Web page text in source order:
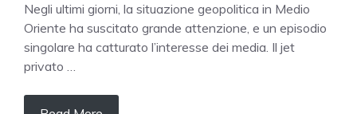
Negli ultimi giorni, la situazione geopolitica in Medio
Oriente ha suscitato grande attenzione, e un episodio
singolare ha catturato l’interesse dei media. Il jet
privato …